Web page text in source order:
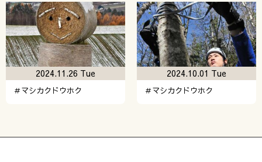
＃マシカクドウホク
2024.11.26 Tue
＃マシカクドウホク
2024.10.01 Tue